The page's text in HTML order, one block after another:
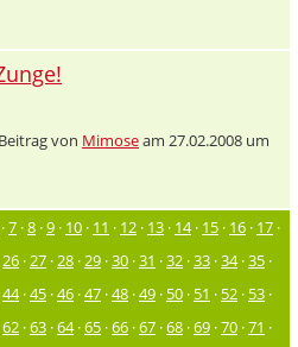
von Mimoseam 27.02.2008 um
·7 ·8 ·9 · 10 · 11 · 12 · 13 · 14· 15 · 16 · 17 ·
26 ·27 ·28 ·29 ·30 ·31 ·32 ·33 ·34·35 ·
44·45 ·46 ·47 ·48 ·49 · 50 · 51 · 52 · 53 ·
62 ·63 ·64·65 ·66 ·67 ·68 ·69 ·70 ·71 ·